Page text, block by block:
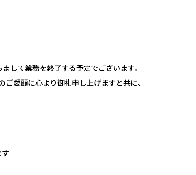
して業務を終了する予定でございます。
愛顧に心より御礼申し上げますと共に、
す